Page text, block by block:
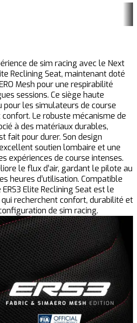
de sim racing avec le Next
Reclining Seat, maintenant doté
Mesh pour une respirabilité
sessions. Ce siège haute
les simulateurs de course
Le robuste mécanisme de
à des matériaux durables,
fait pour durer. Son design
soutien lombaire et une
expériences de course intenses.
le flux d’air, gardant le pilote au
heures d’utilisation. Compatible
Elite Reclining Seat est le
recherchent confort, durabilité et
de sim racing.